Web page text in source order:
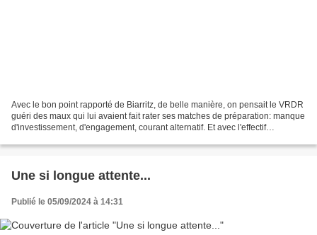
Avec le bon point rapporté de Biarritz, de belle manière, on pensait le VRDR
guéri des maux qui lui avaient fait rater ses matches de préparation: manque
d'investissement, d'engagement, courant alternatif. Et avec l'effectif
Une si longue attente...
Publié le 05/09/2024 à 14:31